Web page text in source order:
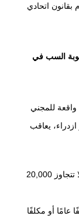
بقانون اتحادي
السب في
للمجني
يعاقب
الحبس لمدة تصل إلى سنتين أو غرامة لا تتجاوز 20,000
عامًا أو مكلفًا